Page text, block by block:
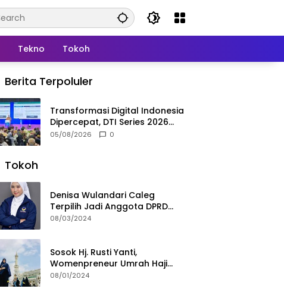
Tekno Tokoh
Berita Terpoluler
Transformasi Digital Indonesia
Dipercepat, DTI Series 2026
Resmi Digelar di Jakarta
05/08/2026 0
Tokoh
Denisa Wulandari Caleg
Terpilih Jadi Anggota DPRD
Termuda Periode 2024-2029
08/03/2024
Sosok Hj. Rusti Yanti,
Womenpreneur Umrah Haji
Yang Gigih Syiarkan Baitullah
08/01/2024